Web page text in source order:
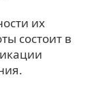
их
состоит в